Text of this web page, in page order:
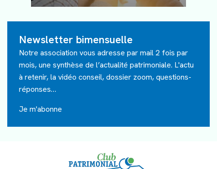
Newsletter bimensuelle
Notre association vous adresse par mail 2 fois par
mois, une synthèse de l’actualité patrimoniale. L'actu
à retenir, la vidéo conseil, dossier zoom, questions-
réponses…
Je m'abonne